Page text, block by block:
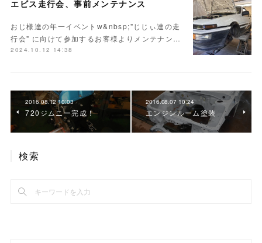
エビス走行会、事前メンテナンス
おじ様達の年一イベントw&nbsp;"じじぃ達の走
行会" に向けて参加するお客様よりメンテナン…
2024.10.12 14:38
2016.08.12 10:03
720ジムニー完成！
2016.08.07 10:24
エンジンルーム塗装
検索